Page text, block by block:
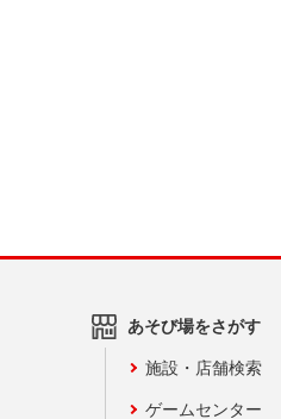
あそび場をさがす
施設・店舗検索
ゲームセンター